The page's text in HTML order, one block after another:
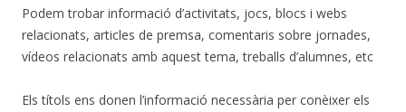
Podem trobar informació d’activitats, jocs, blocs i webs
relacionats, articles de premsa, comentaris sobre jornades,
vídeos relacionats amb aquest tema, treballs d’alumnes, etc
Els títols ens donen l’informació necessària per conèixer els